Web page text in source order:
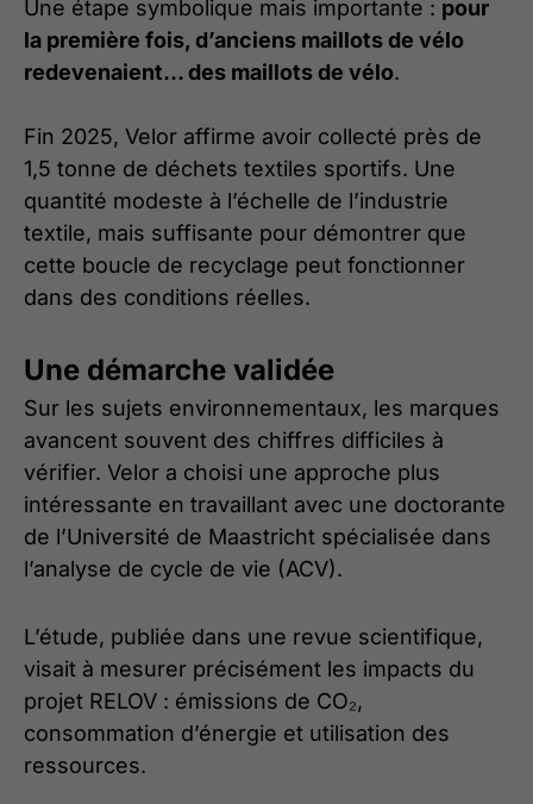
Une étape symbolique mais importante : pour
la première fois, d’anciens maillots de vélo
redevenaient… des maillots de vélo.
Fin 2025, Velor affirme avoir collecté près de
1,5 tonne de déchets textiles sportifs. Une
quantité modeste à l’échelle de l’industrie
textile, mais suffisante pour démontrer que
cette boucle de recyclage peut fonctionner
dans des conditions réelles.
Une démarche validée
Sur les sujets environnementaux, les marques
avancent souvent des chiffres difficiles à
vérifier. Velor a choisi une approche plus
intéressante en travaillant avec une doctorante
de l’Université de Maastricht spécialisée dans
l’analyse de cycle de vie (ACV).
L’étude, publiée dans une revue scientifique,
visait à mesurer précisément les impacts du
projet RELOV : émissions de CO₂,
consommation d’énergie et utilisation des
ressources.